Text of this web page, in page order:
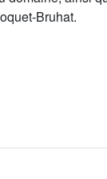
Bruhat.